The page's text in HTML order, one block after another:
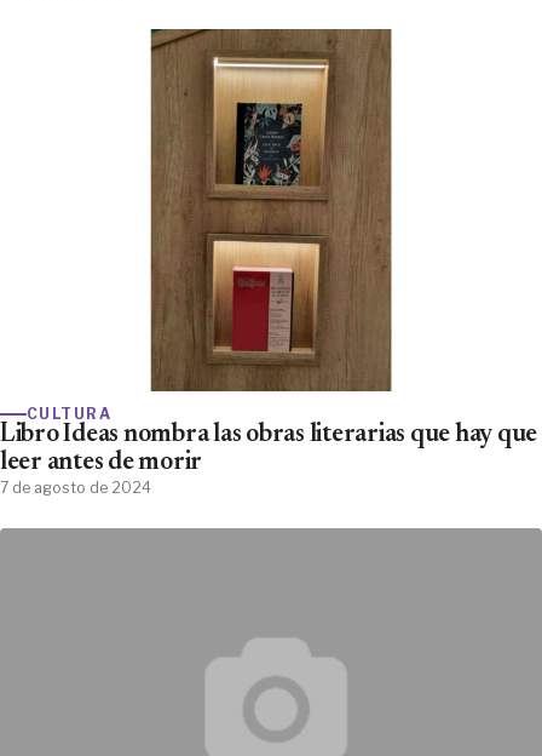
CULTURA
Libro Ideas nombra las obras literarias que hay que
leer antes de morir
7 de agosto de 2024